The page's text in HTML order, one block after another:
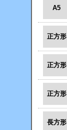
A5
正方形
正方形
正方形
長方形